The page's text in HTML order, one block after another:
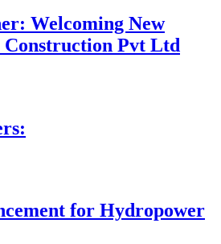
Welcoming New
Construction Pvt Ltd
for Hydropower